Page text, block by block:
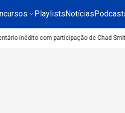
PlaylistsNotícias
inédito com participação de Chad